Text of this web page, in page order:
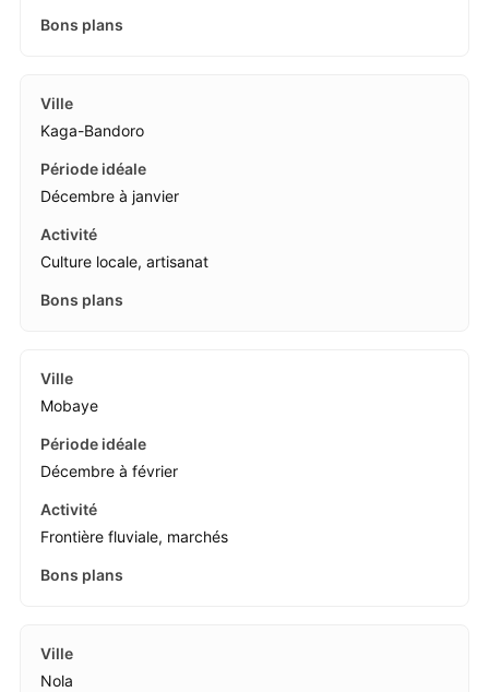
Kaga-Bandoro
Décembre à janvier
Culture locale, artisanat
Mobaye
Décembre à février
Frontière fluviale, marchés
Nola